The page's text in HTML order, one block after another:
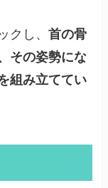
クし、首の骨
その姿勢にな
組み立ててい